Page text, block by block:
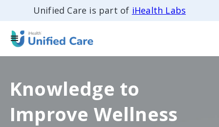
Unified Care is part of iHealth Labs
Knowledge to
Improve Wellness